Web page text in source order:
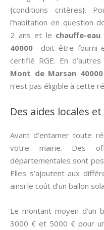
{conditions critères}.
l’habitation en question
2 ans et le chauffe-
40000 doit être fourni
certifié RGE. En
Mont de Marsan 40000
n’est pas éligible à cette
Des aides locales
Avant d’entamer toute
votre mairie. Des
départementales sont
Elles s’ajoutent aux
ainsi le coût d’un ballon
Le montant moyen d’un
3000 € et 5000 € pour